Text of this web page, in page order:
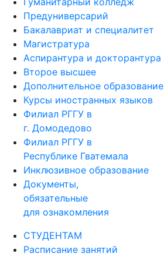
Предуниверсарий
Бакалавриат и специалитет
Магистратура
Аспирантура и докторантура
Второе высшее
Дополнительное образование
Курсы иностранных языков
Филиал РГГУ в
г. Домодедово
Филиал РГГУ в
Республике Гватемала
Инклюзивное образование
Документы,
обязательные
для ознакомления
СТУДЕНТАМ
Расписание занятий